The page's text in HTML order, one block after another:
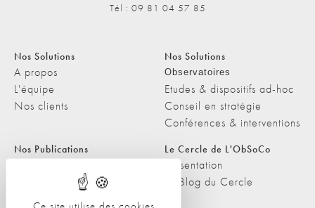
Tél : 09 81 04 57 85
Nos Solutions
A propos
L'équipe
Nos clients
Nos Solutions
Observatoires
Etudes & dispositifs ad-hoc
Conseil en stratégie
Conférences & interventions
Nos Publications
Les Podcasts de L'ObSoCo
L'ObSoCo dans les médias
Le Cercle de L'ObSoCo
Présentation
Le Blog du Cercle